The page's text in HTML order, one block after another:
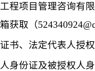
程项目管理咨询有
获取（
书、 法定代表人授
身份证及被授权人